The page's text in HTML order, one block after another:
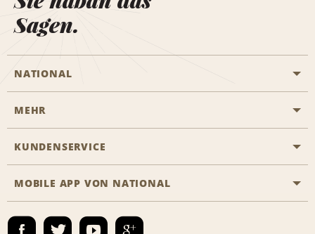
Sagen.
NATIONAL
Eine Reservierung vornehmen
Das Business Rental Programm
Emerald Club Anmelden
MEHR
Karriere
KUNDENSERVICE
Barrierefreiheit
Kontakt
MOBILE APP VON NATIONAL